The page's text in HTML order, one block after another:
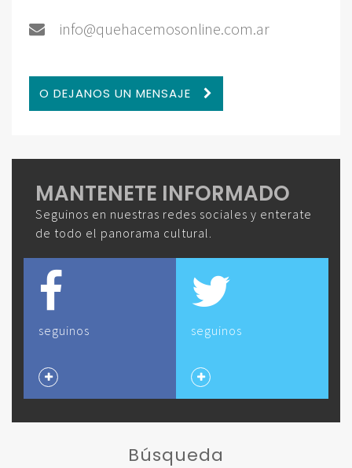
info@quehacemosonline.com.ar
O DEJANOS UN MENSAJE
MANTENETE INFORMADO
Seguinos en nuestras redes sociales y enterate
de todo el panorama cultural.
seguinos seguinos
Búsqueda